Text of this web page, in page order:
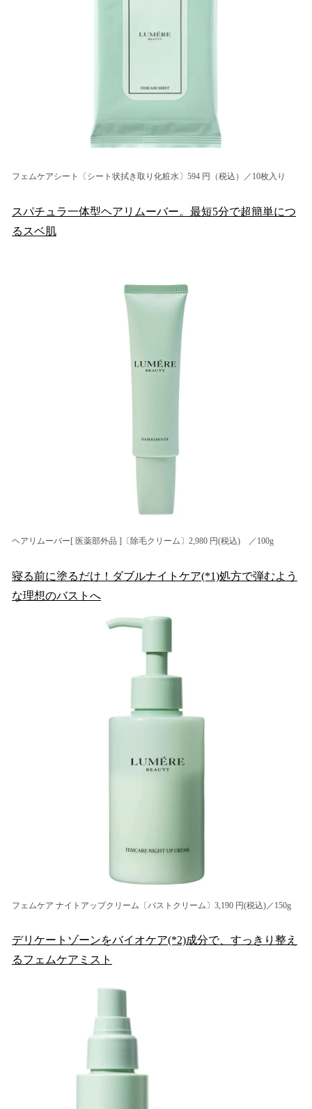
フェムケアシート〔シート状拭き取り化粧水〕594 円（税込）／10枚入り
スパチュラ一体型ヘアリムーバー。最短5分で超簡単につ
るスベ肌
ヘアリムーバー[ 医薬部外品 ]〔除毛クリーム〕2,980 円(税込) ／100g
寝る前に塗るだけ！ダブルナイトケア(*1)処方で弾むよう
な理想のバストへ
フェムケア ナイトアップクリーム〔バストクリーム〕3,190 円(税込)／150g
デリケートゾーンをバイオケア(*2)成分で、すっきり整え
るフェムケアミスト